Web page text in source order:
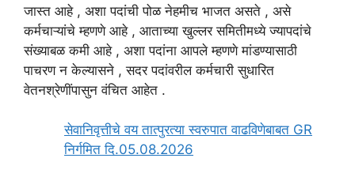
जास्त आहे , अशा पदांची पोळ नेहमीच भाजत असते , असे
कर्मचाऱ्यांचे म्हणणे आहे , आताच्या खुल्लर समितीमध्ये ज्यापदांचे
संख्याबळ कमी आहे , अशा पदांना आपले म्हणणे मांडण्यासाठी
पाचरण न केल्यासने , सदर पदांवरील कर्मचारी सुधारित
वेतनश्रेणींपासुन वंचित आहेत .
सेवानिवृत्तीचे वय तात्पुरत्या स्वरुपात वाढविणेबाबत GR
निर्गमित दि.05.08.2026